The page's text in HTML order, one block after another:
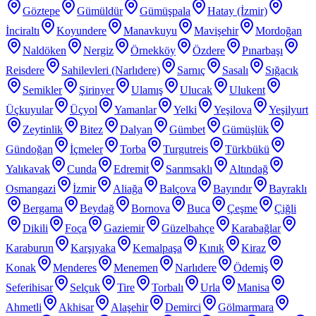
Göztepe Gümüldür Gümüşpala
Hatay (İzmir)
İnciraltı
Koyundere Manavkuyu Mavişehir
Mordoğan
Naldöken
Nergiz Örnekköy Özdere
Pınarbaşı
Reisdere
Sahilevleri (Narlıdere) Sarnıç Sasalı
Sığacık
Semikler
Şirinyer Ulamış Ulucak
Ulukent
Üçkuyular
Üçyol Yamanlar Yelki Yeşilova
Yeşilyurt
Zeytinlik
Bitez Dalyan Gümbet
Gümüşlük
Gündoğan
İçmeler Torba Turgutreis
Türkbükü
Yalıkavak
Cunda Edremit Sarımsaklı
Altındağ
Osmangazi
İzmir Aliağa Balçova Bayındır
Bayraklı
Bergama
Beydağ Bornova Buca Çeşme
Çiğli
Dikili
Foça Gaziemir Güzelbahçe
Karabağlar
Karaburun
Karşıyaka Kemalpaşa Kınık
Kiraz
Konak
Menderes Menemen Narlıdere
Ödemiş
Seferihisar
Selçuk Tire Torbalı Urla
Manisa
Ahmetli
Akhisar Alaşehir Demirci Gölmarmara